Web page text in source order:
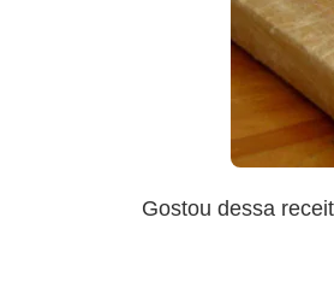
Gostou dessa